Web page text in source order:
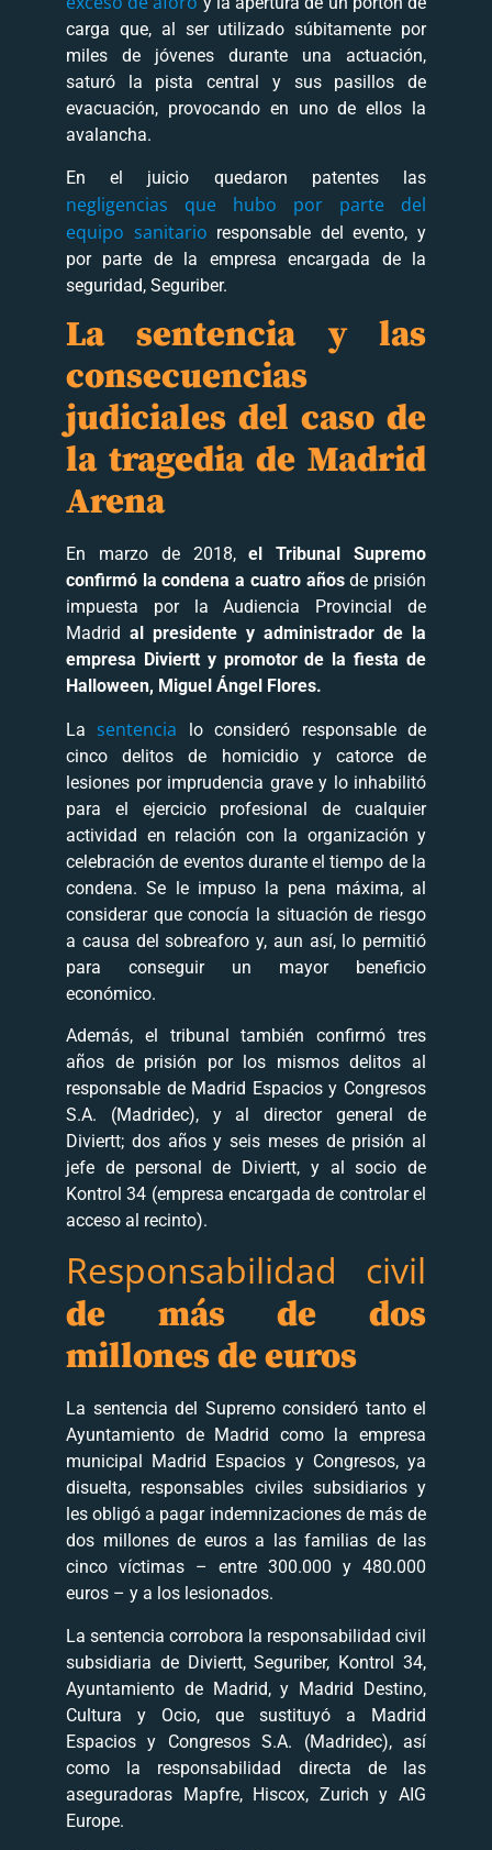
carga que, al ser utilizado súbitamente por
miles de jóvenes durante una actuación,
saturó la pista central y sus pasillos de
evacuación, provocando en uno de ellos la
avalancha.
En el juicio quedaron patentes las
negligencias que hubo por parte del
equipo sanitario responsable del evento, y
por parte de la empresa encargada de la
seguridad, Seguriber.
La sentencia y las
consecuencias
judiciales del caso de
la tragedia de Madrid
Arena
En marzo de 2018,el Tribunal Supremo
confirmó la condena a cuatro añosde prisión
impuesta por la Audiencia Provincial de
Madrid al presidente y administrador de la
empresa Diviertt y promotor de la fiesta de
Halloween, Miguel Ángel Flores.
La sentencia lo consideró responsable de
cinco delitos de homicidio y catorce de
lesiones por imprudencia grave y lo inhabilitó
para el ejercicio profesional de cualquier
actividad en relación con la organización y
celebración de eventos durante el tiempo de la
condena. Se le impuso la pena máxima, al
considerar que conocía la situación de riesgo
a causa del sobreaforo y, aun así, lo permitió
para conseguir un mayor beneficio
económico.
Además, el tribunal también confirmó tres
años de prisión por los mismos delitos al
responsable de Madrid Espacios y Congresos
S.A. (Madridec), y al director general de
Diviertt; dos años y seis meses de prisión al
jefe de personal de Diviertt, y al socio de
Kontrol 34 (empresa encargada de controlar el
acceso al recinto).
Responsabilidad civil
de más de dos
millones de euros
La sentencia del Supremo consideró tanto el
Ayuntamiento de Madrid como la empresa
municipal Madrid Espacios y Congresos, ya
disuelta, responsables civiles subsidiarios y
les obligó a pagar indemnizaciones de más de
dos millones de euros a las familias de las
cinco víctimas – entre 300.000 y 480.000
euros – y a los lesionados.
La sentencia corrobora la responsabilidad civil
subsidiaria de Diviertt, Seguriber, Kontrol 34,
Ayuntamiento de Madrid, y Madrid Destino,
Cultura y Ocio, que sustituyó a Madrid
Espacios y Congresos S.A. (Madridec), así
como la responsabilidad directa de las
aseguradoras Mapfre, Hiscox, Zurich y AIG
Europe.